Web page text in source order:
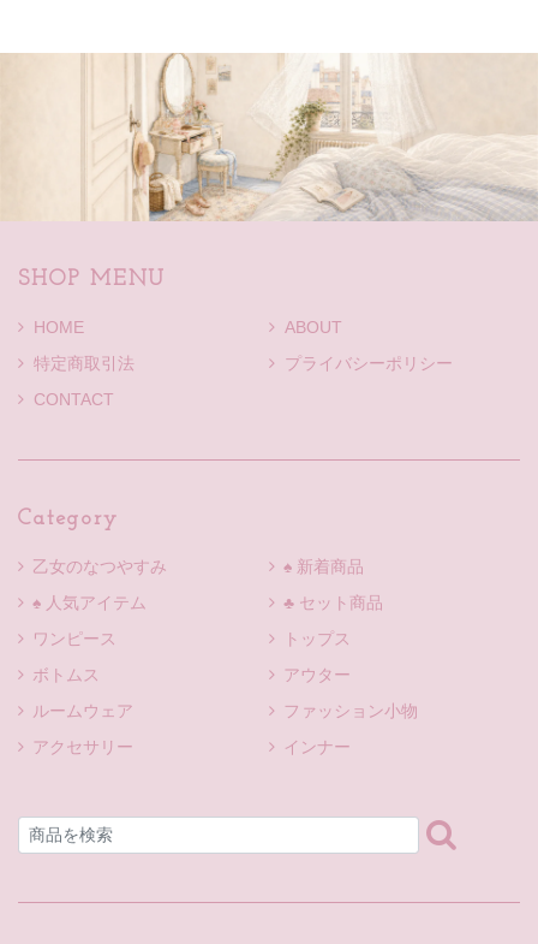
SHOP MENU
HOME
ABOUT
特定商取引法
プライバシーポリシー
CONTACT
Category
乙女のなつやすみ
♠ 新着商品
♠ 人気アイテム
♣ セット商品
ワンピース
トップス
ボトムス
アウター
ルームウェア
ファッション小物
アクセサリー
インナー